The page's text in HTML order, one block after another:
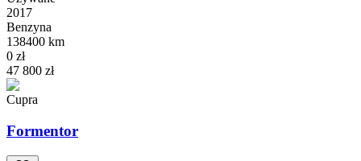
2017
Benzyna
138400 km
0 zł
47 800 zł
Cupra
Formentor